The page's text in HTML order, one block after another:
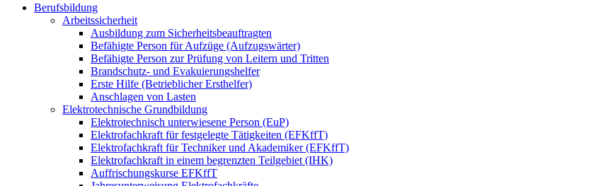
Berufsbildung
Arbeitssicherheit
Ausbildung zum Sicherheitsbeauftragten
Befähigte Person für Aufzüge (Aufzugswärter)
Befähigte Person zur Prüfung von Leitern und Tritten
Brandschutz- und Evakuierungshelfer
Erste Hilfe (Betrieblicher Ersthelfer)
Anschlagen von Lasten
Elektrotechnische Grundbildung
Elektrotechnisch unterwiesene Person (EuP)
Elektrofachkraft für festgelegte Tätigkeiten (EFKffT)
Elektrofachkraft für Techniker und Akademiker (EFKffT)
Elektrofachkraft in einem begrenzten Teilgebiet (IHK)
Auffrischungskurse EFKffT